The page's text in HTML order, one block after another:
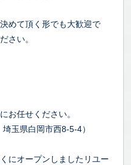
めて頂く形でも大歓迎で
さい。
お任せください。
玉県白岡市西8-5-4）
にオープンしましたリユー